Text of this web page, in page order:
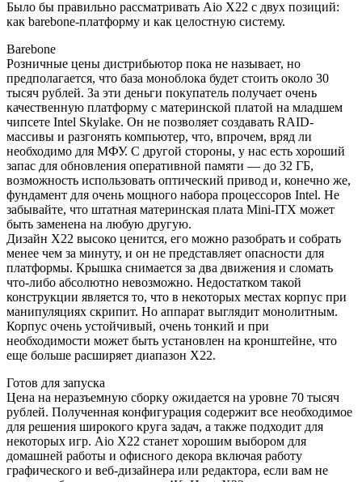
Было бы правильно рассматривать Aio X22 с двух позиций:
как barebone-платформу и как целостную систему.
Barebone
Розничные цены дистрибьютор пока не называет, но
предполагается, что база моноблока будет стоить около 30
тысяч рублей. За эти деньги покупатель получает очень
качественную платформу с материнской платой на младшем
чипсете Intel Skylake. Он не позволяет создавать RAID-
массивы и разгонять компьютер, что, впрочем, вряд ли
необходимо для МФУ. С другой стороны, у нас есть хороший
запас для обновления оперативной памяти — до 32 ГБ,
возможность использовать оптический привод и, конечно же,
фундамент для очень мощного набора процессоров Intel. Не
забывайте, что штатная материнская плата Mini-ITX может
быть заменена на любую другую.
Дизайн X22 высоко ценится, его можно разобрать и собрать
менее чем за минуту, и он не представляет опасности для
платформы. Крышка снимается за два движения и сломать
что-либо абсолютно невозможно. Недостатком такой
конструкции является то, что в некоторых местах корпус при
манипуляциях скрипит. Но аппарат выглядит монолитным.
Корпус очень устойчивый, очень тонкий и при
необходимости может быть установлен на кронштейне, что
еще больше расширяет диапазон X22.
Готов для запуска
Цена на неразъемную сборку ожидается на уровне 70 тысяч
рублей. Полученная конфигурация содержит все необходимое
для решения широкого круга задач, а также подходит для
некоторых игр. Aio X22 станет хорошим выбором для
домашней работы и офисного декора включая работу
графического и веб-дизайнера или редактора, если вам не